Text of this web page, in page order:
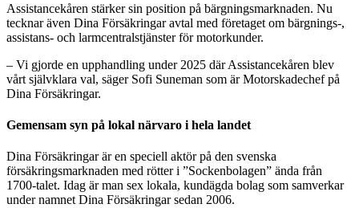
Assistancekåren stärker sin position på bärgningsmarknaden. Nu
tecknar även Dina Försäkringar avtal med företaget om bärgnings-,
assistans- och larmcentralstjänster för motorkunder.
– Vi gjorde en upphandling under 2025 där Assistancekåren blev
vårt självklara val, säger Sofi Suneman som är Motorskadechef på
Dina Försäkringar.
Gemensam syn på lokal närvaro i hela landet
Dina Försäkringar är en speciell aktör på den svenska
försäkringsmarknaden med rötter i ”Sockenbolagen” ända från
1700-talet. Idag är man sex lokala, kundägda bolag som samverkar
under namnet Dina Försäkringar sedan 2006.